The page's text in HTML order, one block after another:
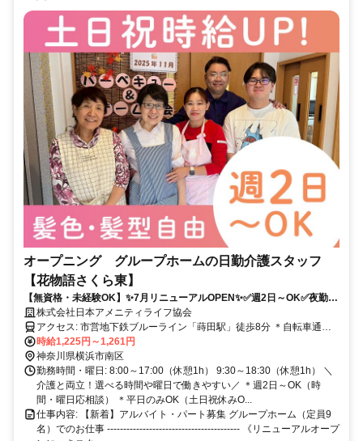
オープニング グループホームの日勤介護スタッフ
【花物語さくら東】
【無資格・未経験OK】✨7月リニューアルOPEN✨✅週2日～OK✅夜勤な
し✅平日のみOK✅扶養内OK
株式会社日本アメニティライフ協会
アクセス: 市営地下鉄ブルーライン「蒔田駅」徒歩8分 ＊自転車通勤
OK
時給1,225円～1,261円
神奈川県横浜市南区
勤務時間・曜日: 8:00～17:00（休憩1h） 9:30～18:30（休憩1h） ＼
介護と両立！選べる時間や曜日で働きやすい／ ＊週2日～OK（時
間・曜日応相談） ＊平日のみOK（土日祝休みO...
仕事内容: 【新着】アルバイト・パート募集 グループホーム（定員9
名）でのお仕事 ----------------------------------------- 《リニューアルオープ